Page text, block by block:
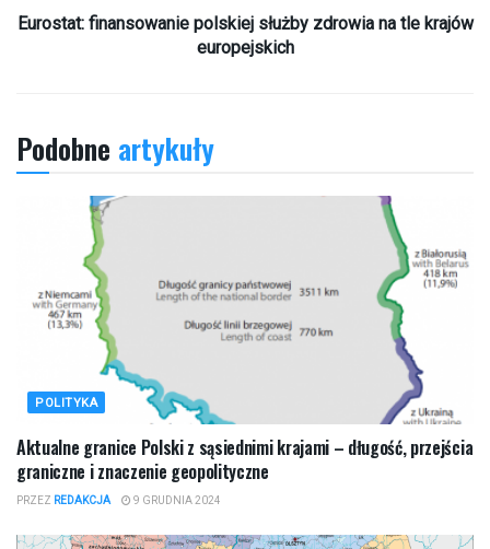
Eurostat: finansowanie polskiej służby zdrowia na tle krajów
europejskich
Podobne artykuły
POLITYKA
Aktualne granice Polski z sąsiednimi krajami – długość, przejścia
graniczne i znaczenie geopolityczne
PRZEZ REDAKCJA 9 GRUDNIA 2024